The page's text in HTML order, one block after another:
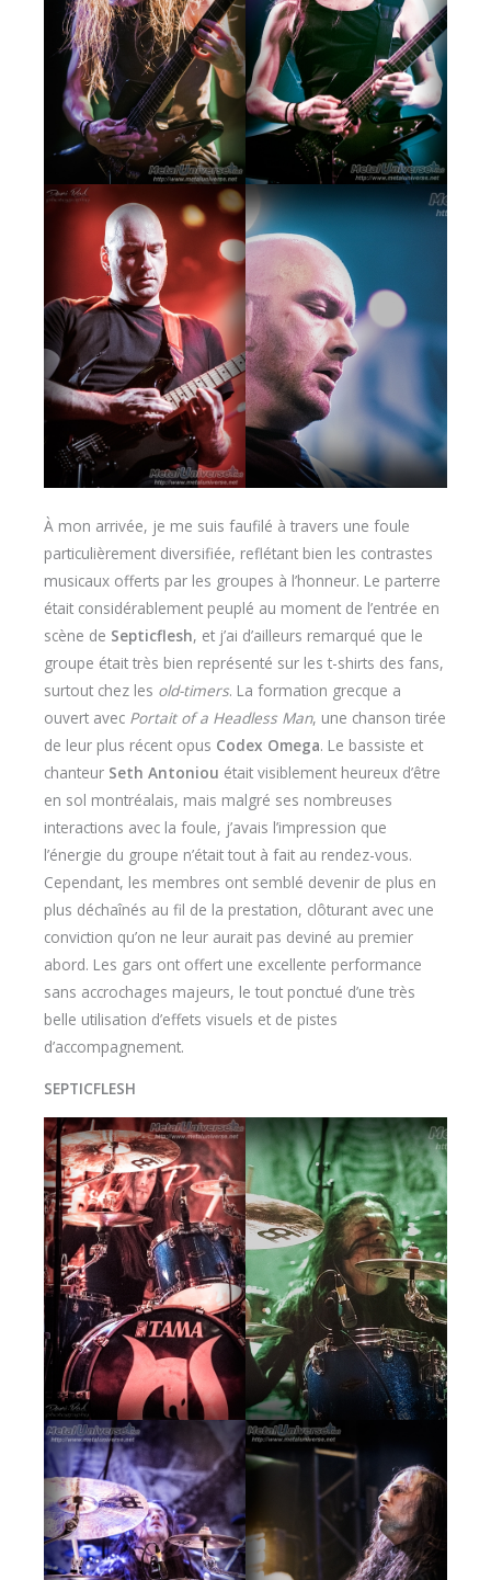
À mon arrivée, je me suis faufilé à travers une foule
particulièrement diversifiée, reflétant bien les contrastes
musicaux offerts par les groupes à l’honneur. Le parterre
était considérablement peuplé au moment de l’entrée en
scène de Septicflesh, et j’ai d’ailleurs remarqué que le
groupe était très bien représenté sur les t-shirts des fans,
surtout chez les old-timers. La formation grecque a
ouvert avec Portait of a Headless Man, une chanson tirée
de leur plus récent opus Codex Omega. Le bassiste et
chanteur Seth Antoniou était visiblement heureux d’être
en sol montréalais, mais malgré ses nombreuses
interactions avec la foule, j’avais l’impression que
l’énergie du groupe n’était tout à fait au rendez-vous.
Cependant, les membres ont semblé devenir de plus en
plus déchaînés au fil de la prestation, clôturant avec une
conviction qu’on ne leur aurait pas deviné au premier
abord. Les gars ont offert une excellente performance
sans accrochages majeurs, le tout ponctué d’une très
belle utilisation d’effets visuels et de pistes
d’accompagnement.
SEPTICFLESH